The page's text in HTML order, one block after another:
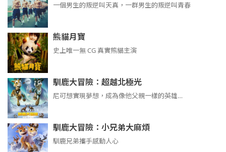
​​​一個男生的叛逆叫天真，一群男生的叛逆叫青春
熊貓月寶
史上唯一無 CG 真實熊貓主演
馴鹿大冒險：超越北極光
尼可想實現夢想，成為像他父親一樣的英雄…
馴鹿大冒險：小兄弟大麻煩
馴鹿兄弟攜手感動人心